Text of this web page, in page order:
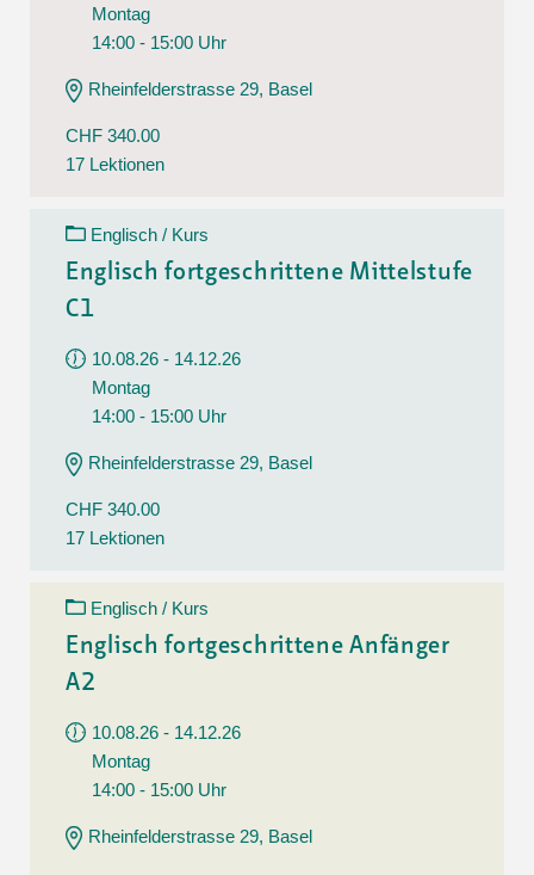
Montag
14:00 - 15:00 Uhr
Rheinfelderstrasse 29, Basel
CHF 340.00
17 Lektionen
Englisch / Kurs
Englisch fortgeschrittene Mittelstufe
C1
10.08.26 - 14.12.26
Montag
14:00 - 15:00 Uhr
Rheinfelderstrasse 29, Basel
CHF 340.00
17 Lektionen
Englisch / Kurs
Englisch fortgeschrittene Anfänger
A2
10.08.26 - 14.12.26
Montag
14:00 - 15:00 Uhr
Rheinfelderstrasse 29, Basel